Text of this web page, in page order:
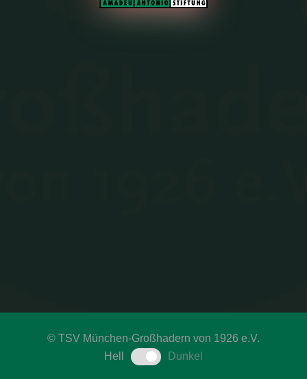
© TSV München-Großhadern von 1926 e.V.
Hell
Dunkel